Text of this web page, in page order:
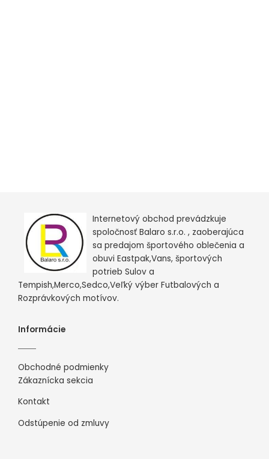
Internetový obchod prevádzkuje
spoločnosť Balaro s.r.o. , zaoberajúca
sa predajom športového oblečenia a
obuvi Eastpak,Vans, športových
potrieb Sulov a
Tempish,Merco,Sedco,Veľký výber Futbalových a
Rozprávkových motívov.
Informácie
Obchodné podmienky
Zákaznícka sekcia
Kontakt
Odstúpenie od zmluvy